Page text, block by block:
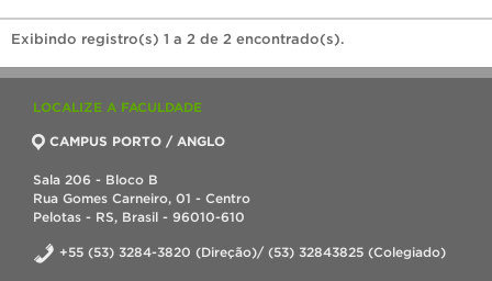
Exibindo registro(s) 1 a 2 de 2 encontrado(s).
LOCALIZE A FACULDADE
CAMPUS PORTO / ANGLO
Sala 206 - Bloco B
Rua Gomes Carneiro, 01 - Centro
Pelotas - RS, Brasil - 96010-610
+55 (53) 3284-3820 (Direção)/ (53) 32843825 (Colegiado)